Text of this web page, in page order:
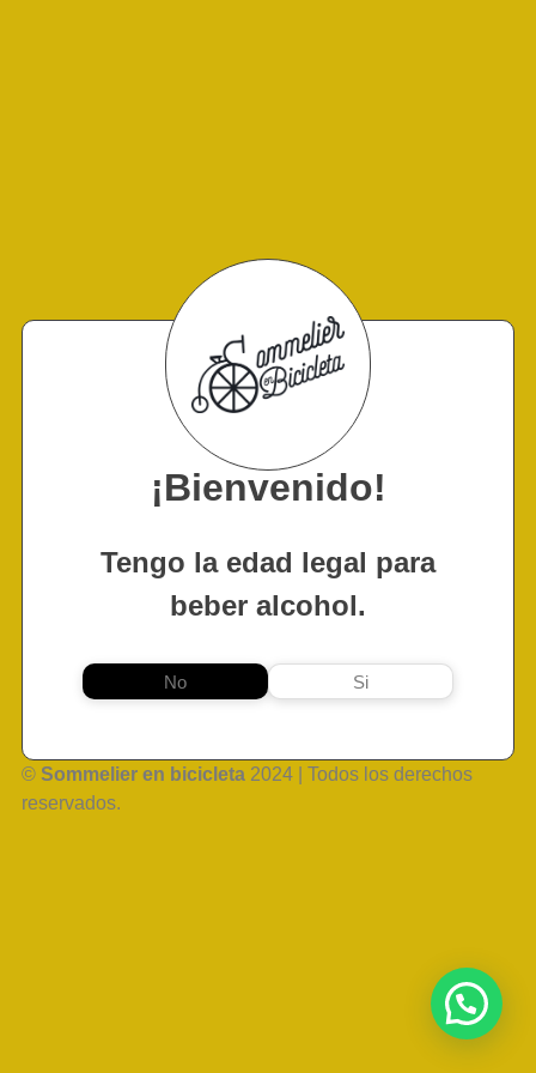
¡Bienvenido!
Tengo la edad legal para
beber alcohol.
No Si
© Sommelier en bicicleta 2024 | Todos los derechos
reservados.